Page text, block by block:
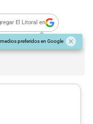
El Litoral en
preferidos en Google